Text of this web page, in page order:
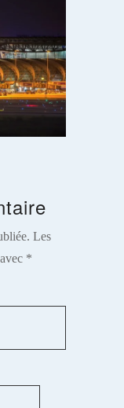
Les
*